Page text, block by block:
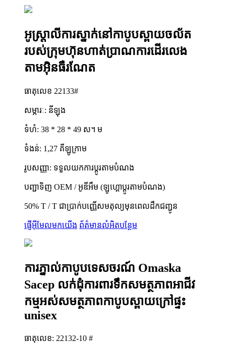
អូស្រ្តាលីការស្នាក់នៅកាបូបស្ពាយចល័ត
របស់ក្រុមហ៊ុនហាត់ប្រាណការដើរលេង
តាមអ៊ិនធឺរណែត
ធាតុលេខ 22133#
សម្ភារៈ: នីឡុង
ទំហំ: 38 * 28 * 49 ស។ ម
ទំងន់: 1,27 គីឡូក្រាម
រូបសញ្ញា: ទទួលយកការប្តូរតាមបំណង
បញ្ជាទិញ OEM / អូឌីអឹម (ឡូហ្គោប្តូរតាមបំណង)
50% T / T ជាប្រាក់បញ្ញើសមតុល្យមុនពេលដឹកជញ្ជូន
ផ្ញើអ៊ីមែលមកយើង ព័ត៌មានលំអិតបន្ថែម
ការភ្នាល់កាបូបទេសចរណ៍ Omaska ​​
Sacep លក់ដុំការពារទឹកសមត្ថភាពអាជីវ
កម្មអស់សមត្ថភាពកាបូបស្ពាយក្រៅផ្ទះ
unisex
ធាតុលេខ: 22132-10 #